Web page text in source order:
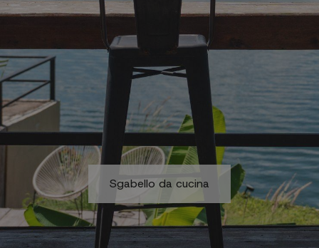
Sgabello da cucina